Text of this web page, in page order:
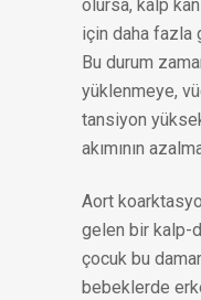
olursa, kalp
için daha fazla
Bu durum
yüklenmeye,
tansiyon
akımının
Aort
gelen bir kalp-
çocuk bu
bebeklerde